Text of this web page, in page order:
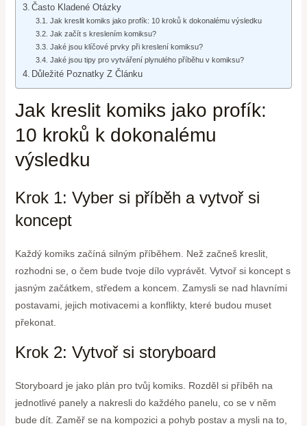
Často Kladené Otázky
Jak kreslit komiks jako profík: 10 kroků k dokonalému výsledku
Jak začít s kreslením komiksu?
Jaké jsou klíčové prvky při kreslení komiksu?
Jaké jsou tipy pro vytváření plynulého příběhu v komiksu?
Důležité Poznatky Z Článku
Jak kreslit komiks jako profík:
10 kroků k dokonalému
výsledku
Krok 1: Vyber si příběh a vytvoř si
koncept
Každý komiks začíná silným příběhem. Než začneš kreslit,
rozhodni se, o čem bude tvoje dílo vyprávět. Vytvoř si koncept s
jasným začátkem, středem a koncem. Zamysli se nad hlavními
postavami, jejich motivacemi a konflikty, které budou muset
překonat.
Krok 2: Vytvoř si storyboard
Storyboard je jako plán pro tvůj komiks. Rozděl si příběh na
jednotlivé panely a nakresli do každého panelu, co se v něm
bude dít. Zaměř se na kompozici a pohyb postav a mysli na to,